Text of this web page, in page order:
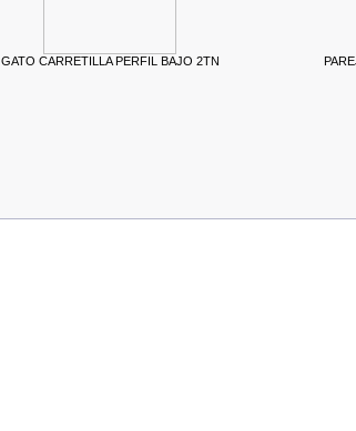
GATO CARRETILLA PERFIL BAJO 2TN